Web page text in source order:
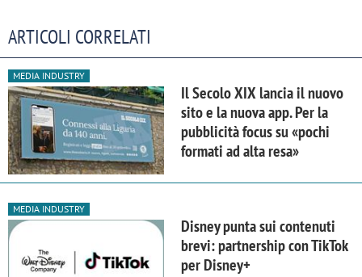
ARTICOLI CORRELATI
MEDIA INDUSTRY
Il Secolo XIX lancia il nuovo
sito e la nuova app. Per la
pubblicità focus su «pochi
formati ad alta resa»
MEDIA INDUSTRY
Disney punta sui contenuti
brevi: partnership con TikTok
per Disney+